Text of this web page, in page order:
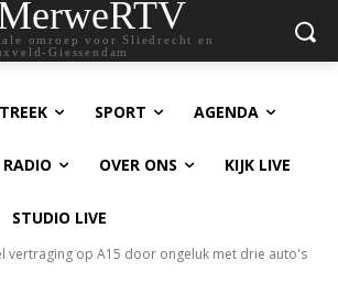
omroep voor Sliedrecht en
Giessendam
SPORT AGENDA
RADIO OVER ONS KIJK LIVE
STUDIO LIVE
vertraging op A15 door ongeluk met drie auto's